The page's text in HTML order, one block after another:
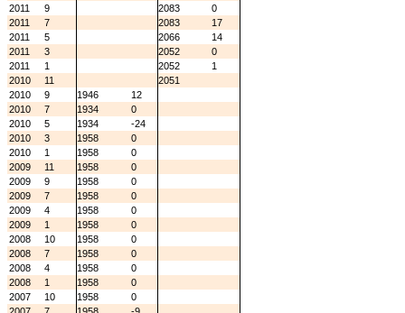
2011
9 2083
0
2011
7 2083
17
2011
5 2066
14
2011
3 2052
0
2011
1 2052
1
2010
11
2051
2010
9 1946
12
2010
7 1934
0
2010
5 1934
-24
2010
3 1958
0
2010
1 1958
0
2009
11 1958
0
2009
9 1958
0
2009
7 1958
0
2009
4 1958
0
2009
1 1958
0
2008
10 1958
0
2008
7 1958
0
2008
4 1958
0
2008
1 1958
0
2007
10 1958
0